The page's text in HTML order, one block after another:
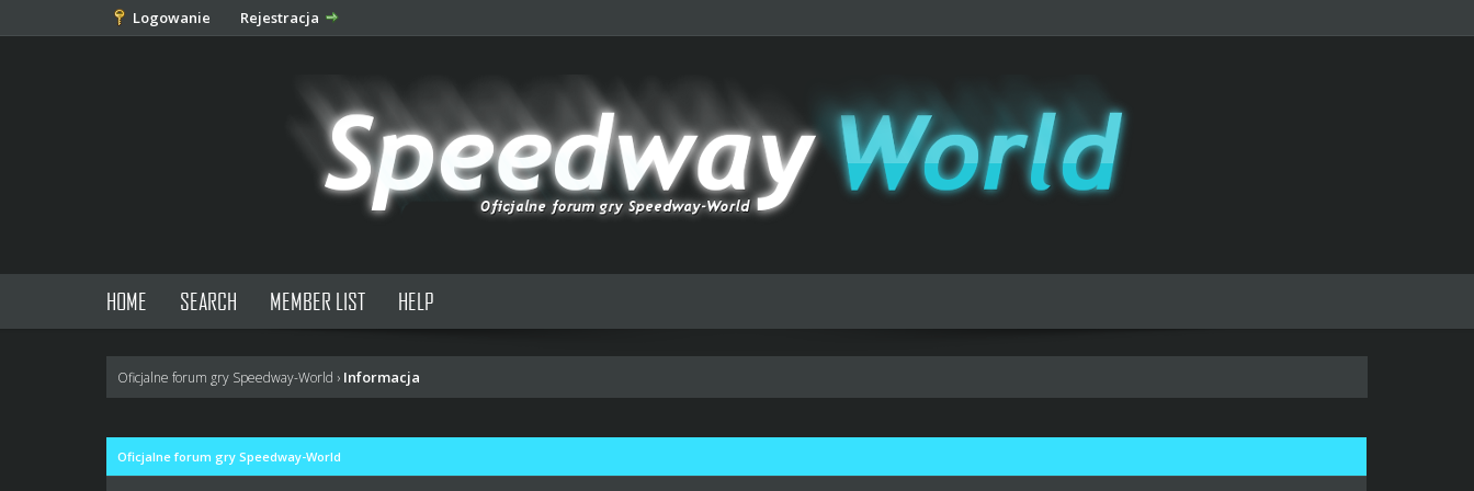
Logowanie Rejestracja
HOME SEARCH MEMBER LIST HELP
Oficjalne forum gry Speedway-World › Informacja
Oficjalne forum gry Speedway-World